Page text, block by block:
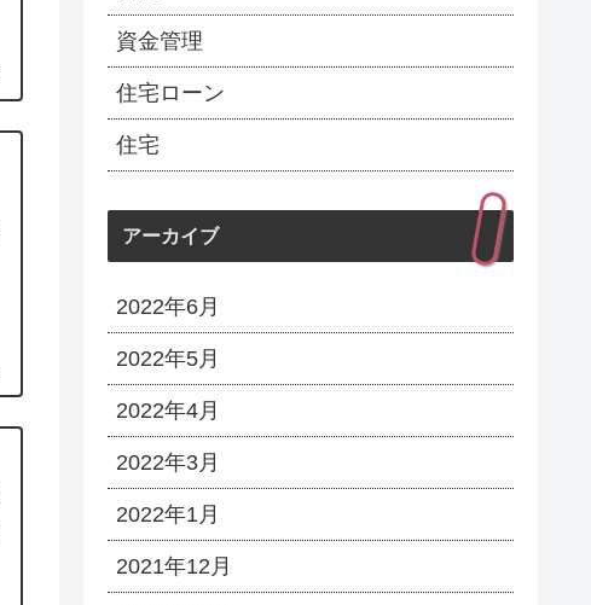
資金管理
住宅ローン
住宅
アーカイブ
2022年6月
2022年5月
2022年4月
2022年3月
2022年1月
2021年12月